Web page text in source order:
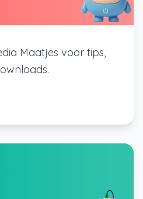
Maatjes voor tips,